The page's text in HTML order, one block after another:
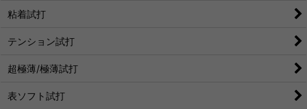
粘着試打
テンション試打
超極薄/極薄試打
表ソフト試打